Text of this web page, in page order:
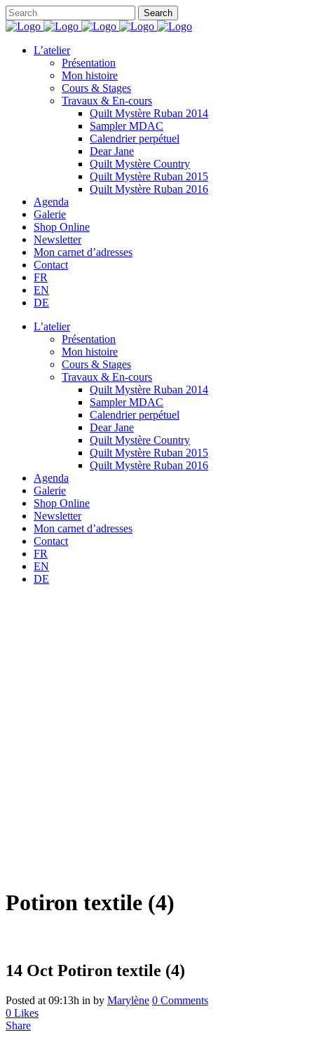
L’atelier
Présentation
Mon histoire
Cours & Stages
Travaux & En-cours
Quilt Mystère Ruban 2014
Sampler MDAC
Calendrier perpétuel
Dear Jane
Quilt Mystère Country
Quilt Mystère Ruban 2015
Quilt Mystère Ruban 2016
Agenda
Galerie
Shop Online
Newsletter
Mon carnet d’adresses
Contact
FR
EN
DE
L’atelier
Présentation
Mon histoire
Cours & Stages
Travaux & En-cours
Quilt Mystère Ruban 2014
Sampler MDAC
Calendrier perpétuel
Dear Jane
Quilt Mystère Country
Quilt Mystère Ruban 2015
Quilt Mystère Ruban 2016
Agenda
Galerie
Shop Online
Newsletter
Mon carnet d’adresses
Contact
FR
EN
DE
Potiron textile (4)
14 Oct Potiron textile (4)
Posted at 09:13h in by Marylène 0 Comments
0 Likes
Share